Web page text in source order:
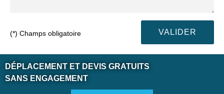
(*) Champs obligatoire
DÉPLACEMENT ET DEVIS GRATUITS
SANS ENGAGEMENT